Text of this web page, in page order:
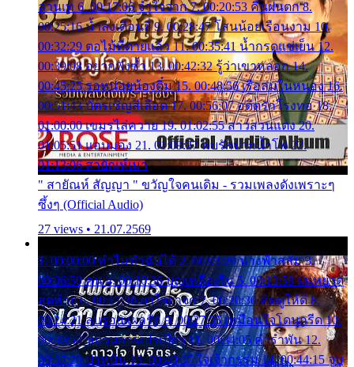
ลานเท 6. 00:17:06 จำใจจาก 7. 00:20:53 คืนฝนตก 8.
00:25:16 น้ำลงเดือนยี่ 9. 00:28:47 โสนน้อยเรือนงาม 10.
00:32:29 ตอไม้ที่ตายแล้ว 11. 00:35:41 น้ำกรดแช่เย็น 12.
00:39:08 อยากฟังซ้ำ 13. 00:42:32 รู้ว่าเขาหลอก 14.
00:45:25 รอหน่อยน้องติ๋ม 15. 00:48:56 เรือล่มในหนอง 16.
00:51:43 บัตรเชิญสีเลือด 17. 00:56:07 อดีตรักโรงทอ 18.
01:00:00 เขมรไล่ควาย 19. 01:02:55 สาวสวนแตง 20.
01:05:51 แอบมอง 21. 01:09:27 พบรักปากน้ำโพ 22.
01:13:06 สายัณห์เมา
" สายัณห์ สัญญา " ขวัญใจคนเดิม - รวมเพลงดังเพราะๆ
ซึ้งๆ (Official Audio)
27 views • 21.07.2569
1. 00:00:00 ทำไมทำฉันได้ 2. 00:03:20 นางฟ้าสลัม 3.
00:06:50 คน 4. 00:10:36 บุญเหลือเกิน 5. 00:13:58 ฝนหยาด
สุดท้าย 6. 00:17:30 ยาใจยาจก 7. 00:20:30 คิดดูให้ดี 8.
00:24:21 ลบรอยแผลรัก 9. 00:27:35 เหมือนใจโดนกรีด 10.
00:30:54 ขบวนการเปาเปียว 11. 00:34:05 คำรำพัน 12.
00:37:20 ปาหนัน 13. 00:40:37 ใจเจ้ากรรม 14. 00:44:15 จูบ